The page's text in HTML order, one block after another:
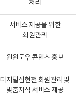
처리
서비스 제공을 위한
회원관리
원윈도우 콘텐츠 홍보
디지털집현전 회원관리 및
맞춤지식 서비스 제공